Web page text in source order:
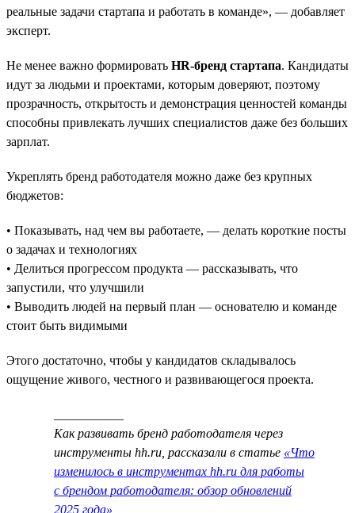
реальные задачи стартапа и работать в команде», — добавляет
эксперт.
Не менее важно формировать HR-бренд стартапа. Кандидаты
идут за людьми и проектами, которым доверяют, поэтому
прозрачность, открытость и демонстрация ценностей команды
способны привлекать лучших специалистов даже без больших
зарплат.
Укреплять бренд работодателя можно даже без крупных
бюджетов:
• Показывать, над чем вы работаете, — делать короткие посты
о задачах и технологиях
• Делиться прогрессом продукта — рассказывать, что
запустили, что улучшили
• Выводить людей на первый план — основателю и команде
стоит быть видимыми
Этого достаточно, чтобы у кандидатов складывалось
ощущение живого, честного и развивающегося проекта.
Как развивать бренд работодателя через
инструменты hh.ru, рассказали в статье «Что
изменилось в инструментах hh.ru для работы
с брендом работодателя: обзор обновлений
2025 года»